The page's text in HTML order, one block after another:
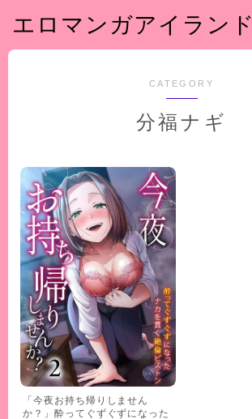
エロマンガアイランド
CATEGORY
分福ナギ
「今夜お持ち帰りしません
か？」酔ってぐずぐずになった